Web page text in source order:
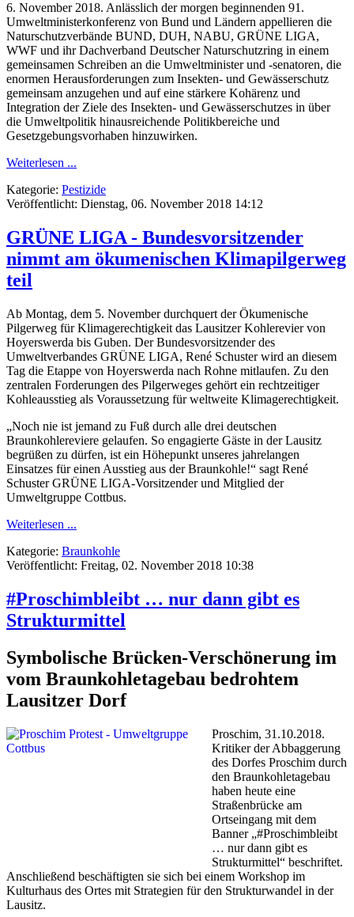
6. November 2018. Anlässlich der morgen beginnenden 91.
Umweltministerkonferenz von Bund und Ländern appellieren die
Naturschutzverbände BUND, DUH, NABU, GRÜNE LIGA,
WWF und ihr Dachverband Deutscher Naturschutzring in einem
gemeinsamen Schreiben an die Umweltminister und -senatoren, die
enormen Herausforderungen zum Insekten- und Gewässerschutz
gemeinsam anzugehen und auf eine stärkere Kohärenz und
Integration der Ziele des Insekten- und Gewässerschutzes in über
die Umweltpolitik hinausreichende Politikbereiche und
Gesetzgebungsvorhaben hinzuwirken.
Weiterlesen ...
Kategorie: Pestizide
Veröffentlicht: Dienstag, 06. November 2018 14:12
GRÜNE LIGA - Bundesvorsitzender
nimmt am ökumenischen Klimapilgerweg
teil
Ab Montag, dem 5. November durchquert der Ökumenische
Pilgerweg für Klimagerechtigkeit das Lausitzer Kohlerevier von
Hoyerswerda bis Guben. Der Bundesvorsitzender des
Umweltverbandes GRÜNE LIGA, René Schuster wird an diesem
Tag die Etappe von Hoyerswerda nach Rohne mitlaufen. Zu den
zentralen Forderungen des Pilgerweges gehört ein rechtzeitiger
Kohleausstieg als Voraussetzung für weltweite Klimagerechtigkeit.
„Noch nie ist jemand zu Fuß durch alle drei deutschen
Braunkohlereviere gelaufen. So engagierte Gäste in der Lausitz
begrüßen zu dürfen, ist ein Höhepunkt unseres jahrelangen
Einsatzes für einen Ausstieg aus der Braunkohle!“ sagt René
Schuster GRÜNE LIGA-Vorsitzender und Mitglied der
Umweltgruppe Cottbus.
Weiterlesen ...
Kategorie: Braunkohle
Veröffentlicht: Freitag, 02. November 2018 10:38
#Proschimbleibt … nur dann gibt es
Strukturmittel
Symbolische Brücken-Verschönerung im
vom Braunkohletagebau bedrohtem
Lausitzer Dorf
Proschim, 31.10.2018.
Kritiker der Abbaggerung
des Dorfes Proschim durch
den Braunkohletagebau
haben heute eine
Straßenbrücke am
Ortseingang mit dem
Banner „#Proschimbleibt
… nur dann gibt es
Strukturmittel“ beschriftet.
Anschließend beschäftigten sie sich bei einem Workshop im
Kulturhaus des Ortes mit Strategien für den Strukturwandel in der
Lausitz.